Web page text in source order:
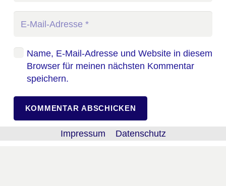
Name, E-Mail-Adresse und Website in diesem
Browser für meinen nächsten Kommentar
speichern.
KOMMENTAR ABSCHICKEN
Impressum Datenschutz